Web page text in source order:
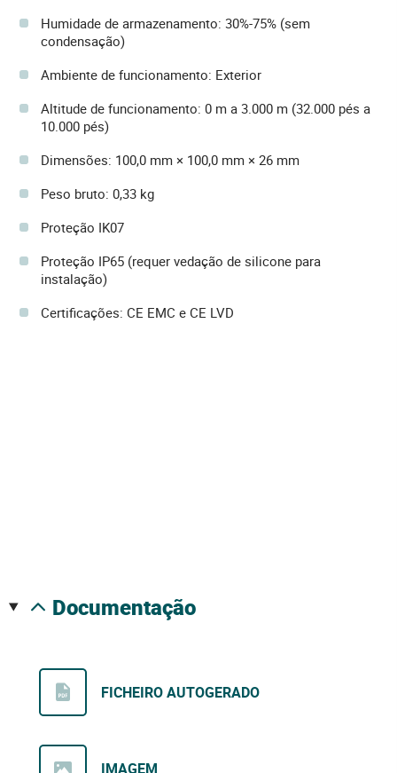
Humidade de armazenamento: 30%-75% (sem
condensação)
Ambiente de funcionamento: Exterior
Altitude de funcionamento: 0 m a 3.000 m (32.000 pés a
10.000 pés)
Dimensões: 100,0 mm × 100,0 mm × 26 mm
Peso bruto: 0,33 kg
Proteção IK07
Proteção IP65 (requer vedação de silicone para
instalação)
Certificações: CE EMC e CE LVD
documentação
FICHEIRO AUTOGERADO
IMAGEM